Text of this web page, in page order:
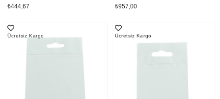
₺444,67
₺957,00
Ücretsiz Kargo Ücretsiz Kargo